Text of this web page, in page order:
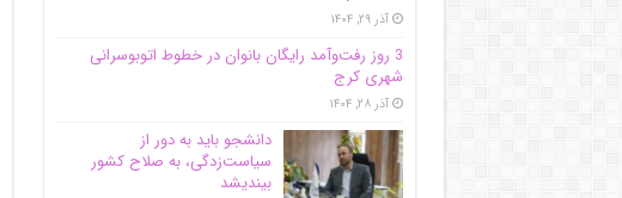
آذر ۲۹, ۱۴۰۴
3 روز رفت‌وآمد رایگان بانوان در خطوط اتوبوسرانی
شهری کرج
آذر ۲۸, ۱۴۰۴
دانشجو باید به دور از
سیاست‌زدگی، به صلاح کشور
بیندیشد